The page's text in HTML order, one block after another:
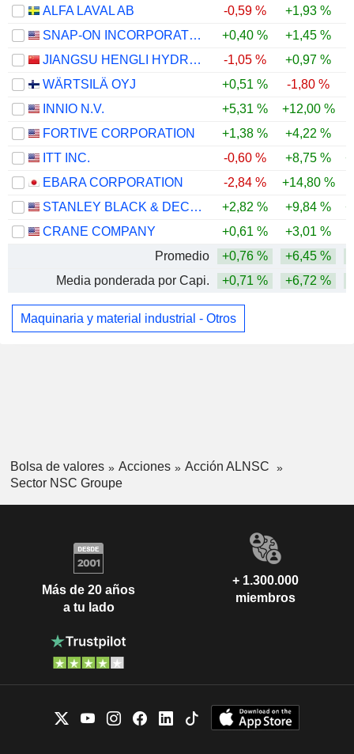
ALFA LAVAL AB
-0,59 % +1,93 %
SNAP-ON INCORPORATED
+0,40 % +1,45 %
JIANGSU HENGLI HYDRAULIC CO.,LTD
-1,05 % +0,97 %
WÄRTSILÄ OYJ
+0,51 % -1,80 %
INNIO N.V.
+5,31 % +12,00 %
FORTIVE CORPORATION
+1,38 % +4,22 %
ITT INC.
-0,60 % +8,75 %
EBARA CORPORATION
-2,84 % +14,80 %
STANLEY BLACK & DECKER, INC.
+2,82 % +9,84 %
CRANE COMPANY
+0,61 % +3,01 %
Promedio
+0,76 % +6,45 %
Media ponderada por Capi.
+0,71 % +6,72 %
Maquinaria y material industrial - Otros
Bolsa de valores Acciones
Acción ALNSC
Sector NSC Groupe
Más de 20 años
a tu lado
+ 1.300.000
miembros